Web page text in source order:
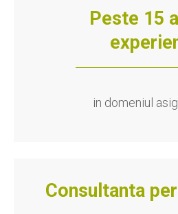
Peste 15
in domeniul
Consultanta